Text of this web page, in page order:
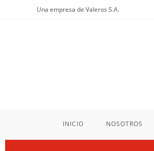
Una empresa de Valeros S.A.
INICIO NOSOTROS